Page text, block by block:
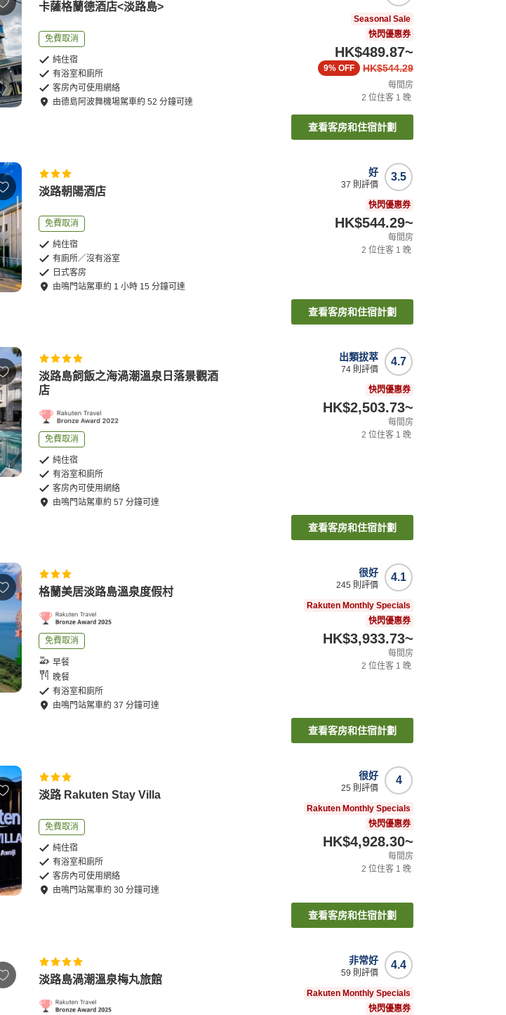
卡薩格蘭德酒店<淡路島>
免費取消
純住宿
有浴室和廁所
客房內可使用網絡
由德島阿波舞機場駕車約52 分鐘可達
Seasonal Sale
快閃優惠券
HK$489.87~
HK$544.29
9% OFF
每間房
2 位住客 1 晚
查看客房和住宿計劃
淡路朝陽酒店
免費取消
純住宿
有廁所／沒有浴室
日式客房
由鳴門站駕車約 1 小時 15 分鐘可達
3.5
好
37 則評價
快閃優惠券
HK$544.29~
每間房
2 位住客 1 晚
查看客房和住宿計劃
淡路島飼飯之海渦潮溫泉日落景觀酒
店
免費取消
純住宿
有浴室和廁所
客房內可使用網絡
由鳴門站駕車約57 分鐘可達
4.7
出類拔萃
74 則評價
快閃優惠券
HK$2,503.73~
每間房
2 位住客 1 晚
查看客房和住宿計劃
格蘭美居淡路島溫泉度假村
免費取消
早餐
晚餐
有浴室和廁所
由鳴門站駕車約37 分鐘可達
4.1
很好
245 則評價
Rakuten Monthly Specials
快閃優惠券
HK$3,933.73~
每間房
2 位住客 1 晚
查看客房和住宿計劃
淡路 Rakuten Stay Villa
免費取消
純住宿
有浴室和廁所
客房內可使用網絡
由鳴門站駕車約30 分鐘可達
4
很好
25 則評價
Rakuten Monthly Specials
快閃優惠券
HK$4,928.30~
每間房
2 位住客 1 晚
查看客房和住宿計劃
淡路島渦潮溫泉梅丸旅館
4.4
非常好
59 則評價
Rakuten Monthly Specials
快閃優惠券